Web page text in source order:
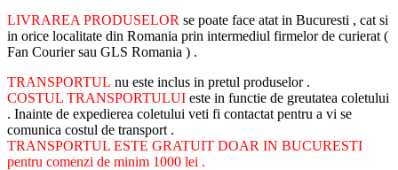
LIVRAREA PRODUSELOR se poate face atat in Bucuresti , cat si
in orice localitate din Romania prin intermediul firmelor de curierat (
Fan Courier sau GLS Romania ) .
TRANSPORTUL nu este inclus in pretul produselor .
COSTUL TRANSPORTULUI este in functie de greutatea coletului
. Inainte de expedierea coletului veti fi contactat pentru a vi se
comunica costul de transport .
TRANSPORTUL ESTE GRATUIT DOAR IN BUCURESTI
pentru comenzi de minim 1000 lei .